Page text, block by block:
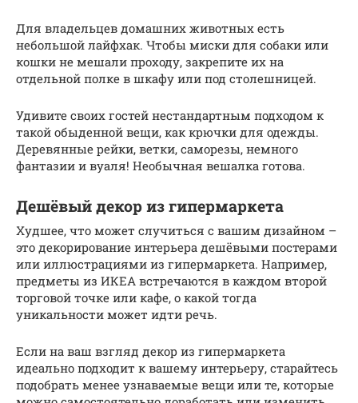
Для владельцев домашних животных есть
небольшой лайфхак. Чтобы миски для собаки или
кошки не мешали проходу, закрепите их на
отдельной полке в шкафу или под столешницей.
Удивите своих гостей нестандартным подходом к
такой обыденной вещи, как крючки для одежды.
Деревянные рейки, ветки, саморезы, немного
фантазии и вуаля! Необычная вешалка готова.
Дешёвый декор из гипермаркета
Худшее, что может случиться с вашим дизайном –
это декорирование интерьера дешёвыми постерами
или иллюстрациями из гипермаркета. Например,
предметы из ИКЕА встречаются в каждом второй
торговой точке или кафе, о какой тогда
уникальности может идти речь.
Если на ваш взгляд декор из гипермаркета
идеально подходит к вашему интерьеру, старайтесь
подобрать менее узнаваемые вещи или те, которые